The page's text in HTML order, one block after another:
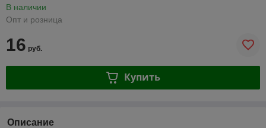
В наличии
Опт и розница
16 руб.
Купить
Описание